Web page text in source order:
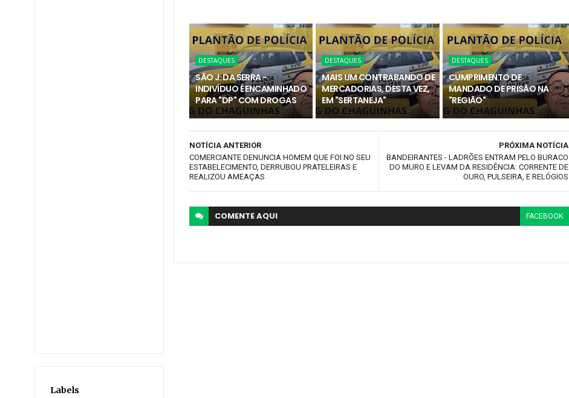
Labels
DESTAQUES
SÃO J. DA SERRA -
INDIVÍDUO É ENCAMINHADO
PARA "DP" COM DROGAS
DESTAQUES
MAIS UM CONTRABANDO DE
MERCADORIAS, DESTA VEZ,
EM "SERTANEJA"
DESTAQUES
CUMPRIMENTO DE
MANDADO DE PRISÃO NA
"REGIÃO"
PRÓXIMA NOTÍCIA
BANDEIRANTES - LADRÕES ENTRAM PELO BURACO
DO MURO E LEVAM DA RESIDÊNCIA: CORRENTE DE
OURO, PULSEIRA, E RELÓGIOS
NOTÍCIA ANTERIOR
COMERCIANTE DENUNCIA HOMEM QUE FOI NO SEU
ESTABELECIMENTO, DERRUBOU PRATELEIRAS E
REALIZOU AMEAÇAS
COMENTEAQUI FACEBOOK